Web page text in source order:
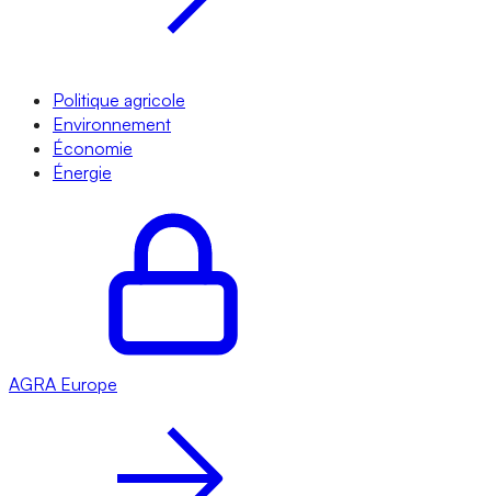
Politique agricole
Environnement
Économie
Énergie
AGRA Europe